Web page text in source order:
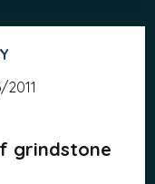
2011
grindstone